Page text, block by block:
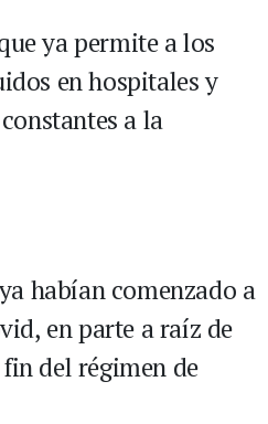
ya permite a los
en hospitales y
a la
habían comenzado a
en parte a raíz de
del régimen de